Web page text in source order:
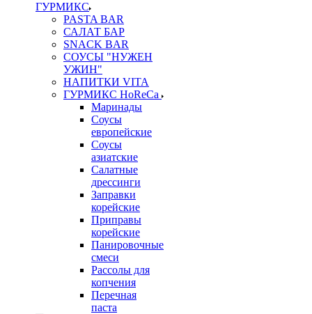
ГУРМИКС
PASTA BAR
САЛАТ БАР
SNACK BAR
СОУСЫ "НУЖЕН
УЖИН"
НАПИТКИ VITA
ГУРМИКС HoReCa
Маринады
Соусы
европейские
Соуcы
азиатские
Салатные
дрессинги
Заправки
корейские
Приправы
корейские
Панировочные
смеси
Рассолы для
копчения
Перечная
паста